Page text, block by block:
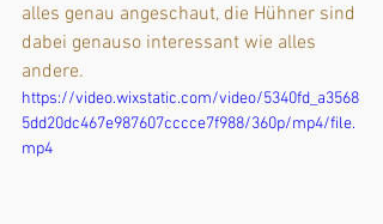
alles genau angeschaut, die Hühner sind
dabei genauso interessant wie alles
andere.
https://video.wixstatic.com/video/5340fd_a3568
5dd20dc467e987607cccce7f988/360p/mp4/file.
mp4